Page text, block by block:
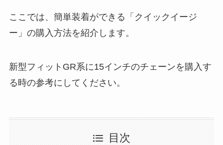
ここでは、簡単装着ができる「クイックイージ
ー」の購入方法を紹介します。
新型フィットGR系に15インチのチェーンを購入す
る時の参考にしてください。
目次